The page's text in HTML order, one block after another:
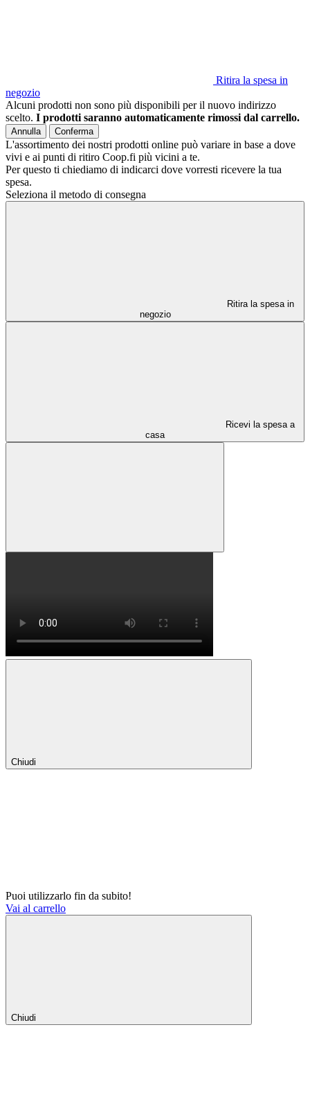
Ritira la spesa in
negozio
Alcuni prodotti non sono più disponibili per il nuovo indirizzo
scelto. I prodotti saranno automaticamente rimossi dal carrello.
Annulla Conferma
L'assortimento dei nostri prodotti online può variare in base a dove
vivi e ai punti di ritiro Coop.fi più vicini a te.
Per questo ti chiediamo di indicarci dove vorresti ricevere la tua
spesa.
Seleziona il metodo di consegna
Ritira la spesa in
negozio
Ricevi la spesa a
casa
Chiudi
Puoi utilizzarlo fin da subito!
Vai al carrello
Chiudi